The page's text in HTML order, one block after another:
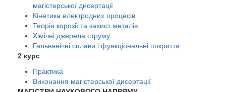
магістерської дисертації
Кінетика електродних процесів
Теорія корозії та захист металів
Хімічні джерела струму
Гальванічні сплави і функціональні покриття
2 курс
Практика
Виконання магістерської дисертації